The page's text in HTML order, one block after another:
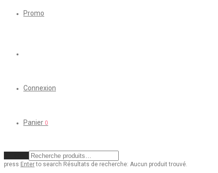
Promo
Connexion
Panier 0
press Enterto search Résultats de recherche: Aucun produit trouvé.